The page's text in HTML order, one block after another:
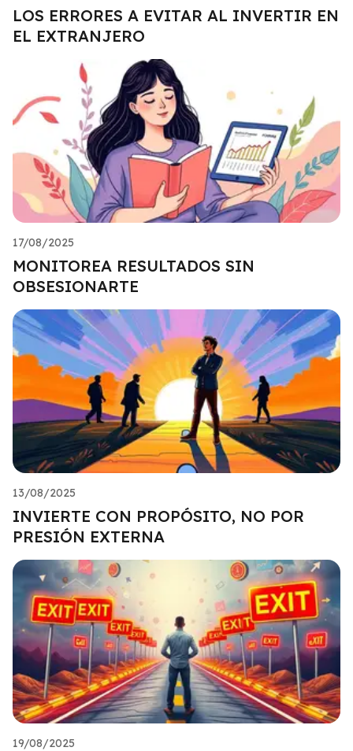
LOS ERRORES A EVITAR AL INVERTIR EN
EL EXTRANJERO
17/08/2025
MONITOREA RESULTADOS SIN
OBSESIONARTE
13/08/2025
INVIERTE CON PROPÓSITO, NO POR
PRESIÓN EXTERNA
19/08/2025